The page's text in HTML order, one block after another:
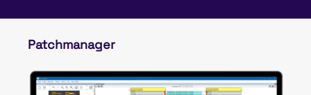
Patchmanager